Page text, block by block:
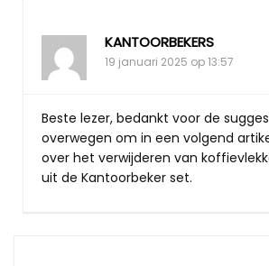
KANTOORBEKERS
19 januari 2025 op 13:57
Beste lezer, bedankt voor de
overwegen om in een volgend
over het verwijderen van
uit de Kantoorbeker set.